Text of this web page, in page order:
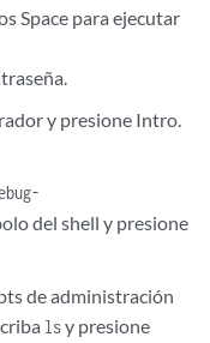
Space para ejecutar
y presione Intro.
del shell y presione
de administración
lsy presione